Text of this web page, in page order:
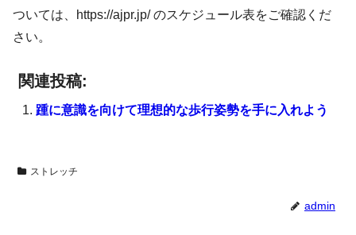
ついては、https://ajpr.jp/ のスケジュール表をご確認くだ
さい。
関連投稿:
踵に意識を向けて理想的な歩行姿勢を手に入れよう
ストレッチ
admin